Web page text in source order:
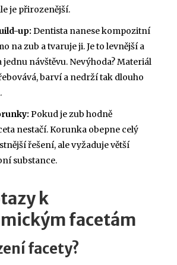
je přirozenější.
up: Dentista nanese kompozitní
na zub a tvaruje ji. Je to levnější a
jednu návštěvu. Nevýhoda? Materiál
barví a nedrží tak dlouho
Pokud je zub hodně
nestačí. Korunka obepne celý
řešení, ale vyžaduje větší
substance.
k
facetám
facety?